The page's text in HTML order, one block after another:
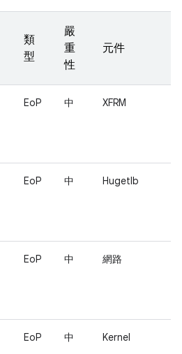
類
型
嚴
重
性
元件
EoP 中 XFRM
EoP 中 Hugetlb
EoP 中 網路
EoP 中 Kernel